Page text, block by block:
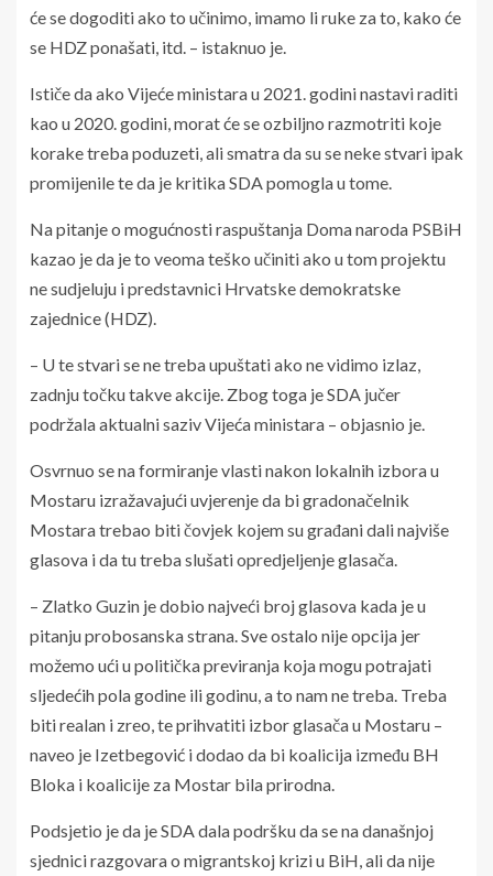
će se dogoditi ako to učinimo, imamo li ruke za to, kako će
se HDZ ponašati, itd. – istaknuo je.
Ističe da ako Vijeće ministara u 2021. godini nastavi raditi
kao u 2020. godini, morat će se ozbiljno razmotriti koje
korake treba poduzeti, ali smatra da su se neke stvari ipak
promijenile te da je kritika SDA pomogla u tome.
Na pitanje o mogućnosti raspuštanja Doma naroda PSBiH
kazao je da je to veoma teško učiniti ako u tom projektu
ne sudjeluju i predstavnici Hrvatske demokratske
zajednice (HDZ).
– U te stvari se ne treba upuštati ako ne vidimo izlaz,
zadnju točku takve akcije. Zbog toga je SDA jučer
podržala aktualni saziv Vijeća ministara – objasnio je.
Osvrnuo se na formiranje vlasti nakon lokalnih izbora u
Mostaru izražavajući uvjerenje da bi gradonačelnik
Mostara trebao biti čovjek kojem su građani dali najviše
glasova i da tu treba slušati opredjeljenje glasača.
– Zlatko Guzin je dobio najveći broj glasova kada je u
pitanju probosanska strana. Sve ostalo nije opcija jer
možemo ući u politička previranja koja mogu potrajati
sljedećih pola godine ili godinu, a to nam ne treba. Treba
biti realan i zreo, te prihvatiti izbor glasača u Mostaru –
naveo je Izetbegović i dodao da bi koalicija između BH
Bloka i koalicije za Mostar bila prirodna.
Podsjetio je da je SDA dala podršku da se na današnjoj
sjednici razgovara o migrantskoj krizi u BiH, ali da nije